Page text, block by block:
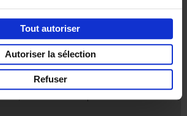
Tout autoriser
Autoriser la sélection
Refuser
Ajouter au panier
de bonnes idées de lecture, de